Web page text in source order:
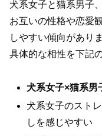
犬系女子と猫系男子
お互いの性格や恋愛
しやすい傾向がありま
具体的な相性を下記
犬系女子×猫系男
犬系女子のスト
しを感じやすい